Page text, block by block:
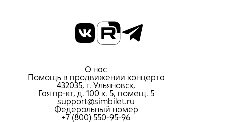
О нас
Помощь в продвижении концерта
432035, г. Ульяновск,
Гая пр-кт, д. 100 к. 5, помещ. 5
support@simbilet.ru
Федеральный номер
+7 (800) 550-95-96